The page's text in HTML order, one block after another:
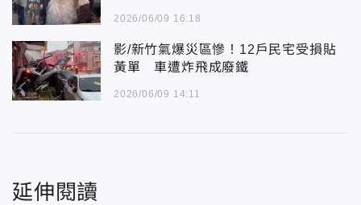
2026/06/09 16:18
影/新竹氣爆災區慘！12戶民宅受損貼
黃單 車遭炸飛成廢鐵
2026/06/09 14:11
延伸閱讀